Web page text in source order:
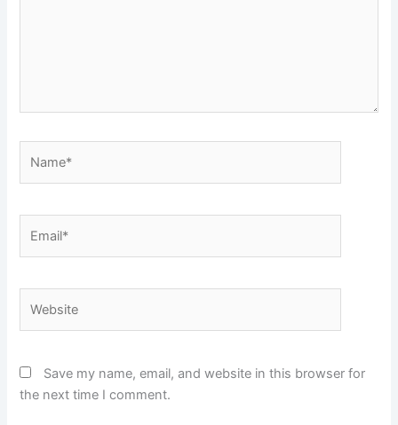
Save my name, email, and website in this browser for
the next time I comment.